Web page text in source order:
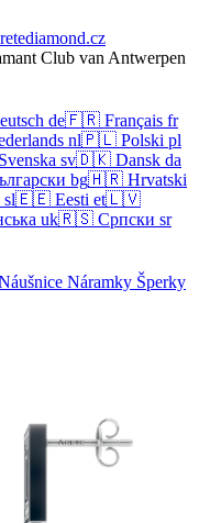
Club van Antwerpen
de🇫🇷 Français fr
nl🇵🇱 Polski pl
Svenska sv🇩🇰 Dansk da
bg🇭🇷 Hrvatski
sl🇪🇪 Eesti et🇱🇻
uk🇷🇸 Српски sr
Náramky Šperky